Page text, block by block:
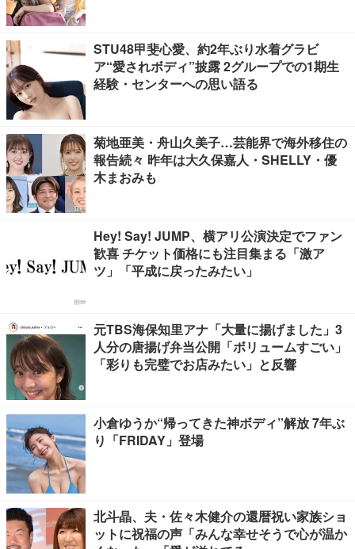
STU48甲斐心愛、約2年ぶり水着グラビ
ア“愛されボディ”披露 2グループでの1期生
経験・センターへの思い語る
菊地亜美・舟山久美子…芸能界で海外移住の
報告続々 昨年は大久保嘉人・SHELLY・優
木まおみも
Hey! Say! JUMP、横アリ公演決定でファン
歓喜 チケット価格にも注目集まる「激ア
ツ」「平成に戻ったみたい」
元TBS海保知里アナ「大量に揚げました」3
人分の唐揚げ弁当公開「ボリュームすごい」
「彩りも完璧でお店みたい」と反響
小倉ゆうか“帰ってきた神ボディ”解放 7年ぶ
り「FRIDAY」登場
北斗晶、夫・佐々木健介の還暦祝い家族ショ
ットに祝福の声「みんな幸せそうで心が温か